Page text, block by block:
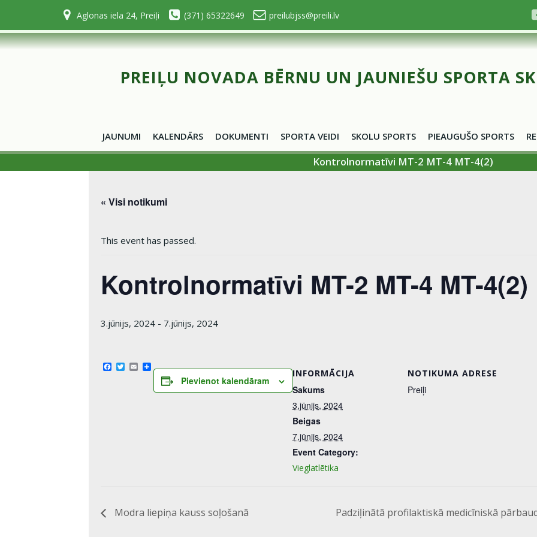
content
Aglonas iela 24, Preiļi (371) 65322649 preilubjss@preili.lv
PREIĻU NOVADA BĒRNU UN JAUNIEŠU SPORTA
JAUNUMI KALENDĀRS DOKUMENTI SPORTA VEIDI SKOLU SPORTS PIEAUGUŠO SPORTS
Kontrolnormatīvi MT-2 MT-4 MT-4(2)
« Visi notikumi
This event has passed.
Kontrolnormatīvi MT-2 MT-4 MT-4(2)
3.jūnijs, 2024 - 7.jūnijs, 2024
Facebook
Twitter
EmailShare
Pievienot kalendāram
INFORMĀCIJA
Sakums
3.jūnijs, 2024
Beigas
7.jūnijs, 2024
Event Category:
Vieglatlētika
NOTIKUMA ADRESE
Preiļi
Modra liepiņa kauss soļošanā Padziļinātā profilaktiskā medicīniskā